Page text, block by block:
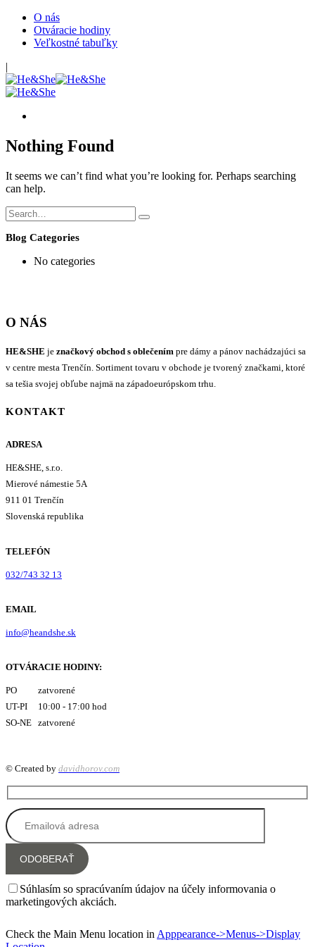
O nás
Otváracie hodiny
Veľkostné tabuľky
|
Nothing Found
It seems we can’t find what you’re looking for. Perhaps searching
can help.
Blog Categories
No categories
O NÁS
HE&SHE je značkový obchod s oblečením pre dámy a pánov nachádzajúci sa
v centre mesta Trenčín. Sortiment tovaru v obchode je tvorený značkami, ktoré
sa tešia svojej obľube najmä na západoeurópskom trhu.
KONTAKT
ADRESA
HE&SHE, s.r.o.
Mierové námestie 5A
911 01 Trenčín
Slovenská republika
TELEFÓN
032/743 32 13
EMAIL
info@heandshe.sk
OTVÁRACIE HODINY:
PO zatvorené
UT-PI 10:00 - 17:00 hod
SO-NE zatvorené
© Created by davidhorov.com
Súhlasím so spracúvaním údajov na účely informovania o
marketingových akciách.
Check the Main Menu location in Apppearance->Menus->Display